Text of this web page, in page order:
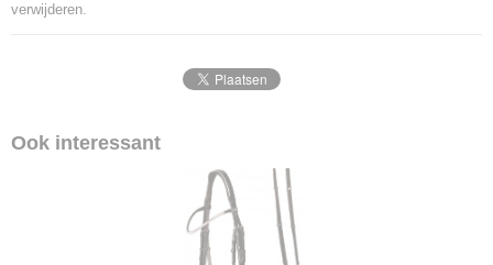
verwijderen.
Ook interessant